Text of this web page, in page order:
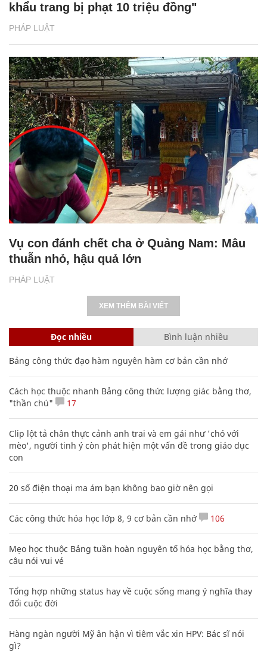
PHÁP LUẬT
khẩu trang bị phạt 10 triệu đồng"
PHÁP LUẬT
Vụ con đánh chết cha ở Quảng Nam: Mâu
thuẫn nhỏ, hậu quả lớn
XEM THÊM BÀI VIẾT
Đọc nhiều Bình luận nhiều
Bảng công thức đạo hàm nguyên hàm cơ bản cần nhớ
Cách học thuộc nhanh Bảng công thức lượng giác bằng thơ,
"thần chú"
17
Clip lột tả chân thực cảnh anh trai và em gái như 'chó với
mèo', người tinh ý còn phát hiện một vấn đề trong giáo dục
con
20 số điện thoại ma ám bạn không bao giờ nên gọi
Các công thức hóa học lớp 8, 9 cơ bản cần nhớ 106
Mẹo học thuộc Bảng tuần hoàn nguyên tố hóa học bằng thơ,
câu nói vui vẻ
Tổng hợp những status hay về cuộc sống mang ý nghĩa thay
đổi cuộc đời
Hàng ngàn người Mỹ ân hận vì tiêm vắc xin HPV: Bác sĩ nói
gì?